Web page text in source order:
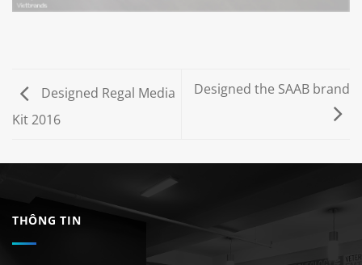
Designed Regal Media
Kit 2016
Designed the SAAB brand
THÔNG TIN